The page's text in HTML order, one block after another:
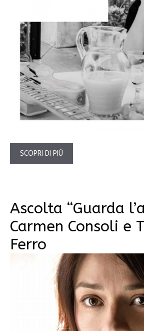
SCOPRI DI PIÙ
Ascolta “Guarda
Carmen Consoli e
Ferro